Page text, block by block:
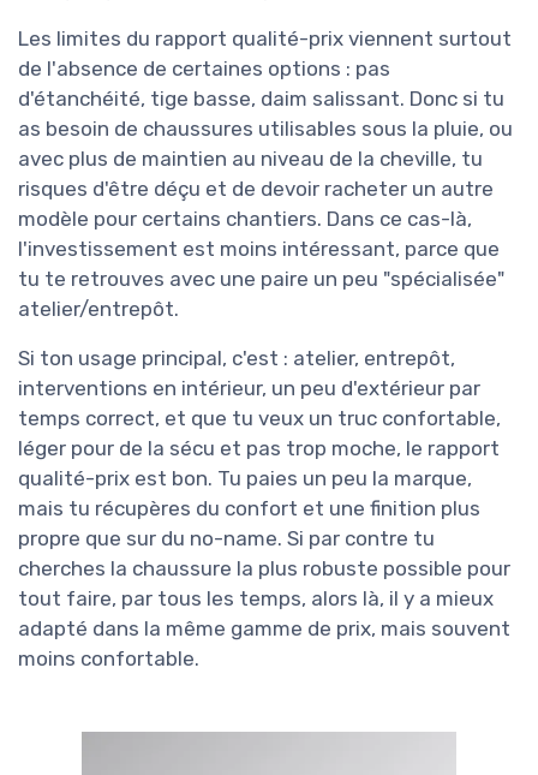
Les limites du rapport qualité-prix viennent surtout
de l'absence de certaines options : pas
d'étanchéité, tige basse, daim salissant. Donc si tu
as besoin de chaussures utilisables sous la pluie, ou
avec plus de maintien au niveau de la cheville, tu
risques d'être déçu et de devoir racheter un autre
modèle pour certains chantiers. Dans ce cas-là,
l'investissement est moins intéressant, parce que
tu te retrouves avec une paire un peu "spécialisée"
atelier/entrepôt.
Si ton usage principal, c'est : atelier, entrepôt,
interventions en intérieur, un peu d'extérieur par
temps correct, et que tu veux un truc confortable,
léger pour de la sécu et pas trop moche, le rapport
qualité-prix est bon. Tu paies un peu la marque,
mais tu récupères du confort et une finition plus
propre que sur du no-name. Si par contre tu
cherches la chaussure la plus robuste possible pour
tout faire, par tous les temps, alors là, il y a mieux
adapté dans la même gamme de prix, mais souvent
moins confortable.